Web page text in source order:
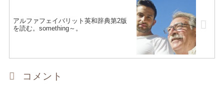
アルファフェイバリット英和辞典第2版
を読む。something～。
コメント